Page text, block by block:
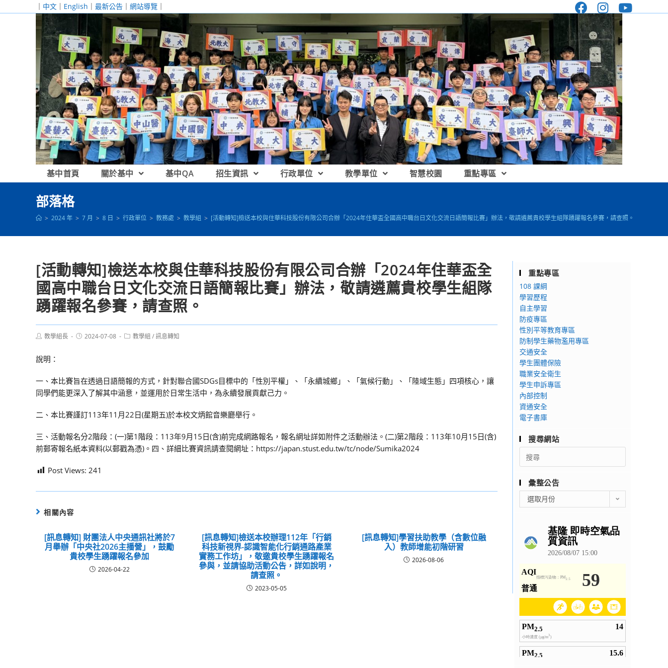
｜ 中文 ｜ English ｜ 最新公告 ｜ 網站導覽 ｜
基中首頁 關於基中 基中QA 招生資訊 行政單位 教學單位 智慧校園 重點專區
部落格
> 2024 年 > 7 月 > 8 日 > 行政單位 > 教務處 > 教學組 > [活動轉知]檢送本校與住華科技股份有限公司合辦「2024年住華盃全國高中職台日文化交流日語簡報比賽」辦法，敬請遴薦貴校學生組隊踴躍報名參賽，請查照。
[活動轉知]檢送本校與住華科技股份有限公司合辦「2024年住華盃全
國高中職台日文化交流日語簡報比賽」辦法，敬請遴薦貴校學生組隊
踴躍報名參賽，請查照。
Post教學組長
Post2024-07-08
Post教學組 /訊息轉知
說明：
一、本比賽旨在透過日語簡報的方式，針對聯合國SDGs目標中的「性別平權」、「永續城鄉」、「氣候行動」、「陸域生態」四項核心，讓
同學們能更深入了解其中涵意，並運用於日常生活中，為永續發展貢獻己力。
二、本比賽謹訂113年11月22日(星期五)於本校文炳館音樂廳舉行。
三、活動報名分2階段：(一)第1階段：113年9月15日(含)前完成網路報名，報名網址詳如附件之活動辦法。(二)第2階段：113年10月15日(含)
前郵寄報名紙本資料(以郵戳為憑)。四、詳細比賽資訊請查閱網址：https://japan.stust.edu.tw/tc/node/Sumika2024
Post Views: 241
相關內容
[訊息轉知] 財團法人中央通訊社將於7
月舉辦「中央社2026主播營」，鼓勵
貴校學生踴躍報名參加
2026-04-22
[訊息轉知]檢送本校辦理112年「行銷
科技新視界-認識智能化行銷通路產業
實務工作坊」，敬邀貴校學生踴躍報名
參與，並請協助活動公告，詳如說明，
請查照。
2023-05-05
[訊息轉知]學習扶助教學（含數位融
入）教師增能初階研習
2026-08-06
重點專區
108 課綱
學習歷程
自主學習
防疫專區
性別平等教育專區
防制學生藥物濫用專區
交通安全
學生團體保險
職業安全衛生
學生申訴專區
內部控制
資通安全
電子書庫
搜尋網站
Search
for:
彙整公告
整
選取月份